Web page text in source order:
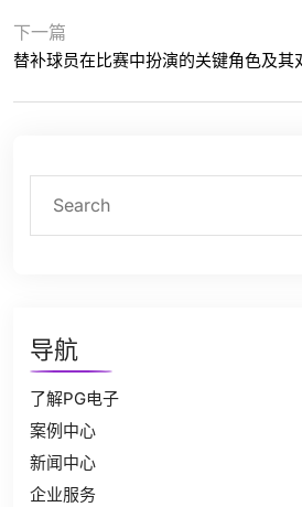
下一篇
替补球员在比赛中扮演的关键角色及其
导航
了解PG电子
案例中心
新闻中心
企业服务